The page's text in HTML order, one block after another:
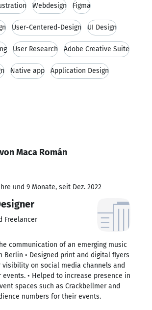
Webdesign Figma
User-Centered-Design UI Design
User Research Adobe Creative Suite
Native app Application Design
Maca Román
und 9 Monate, seit Dez. 2022
Freelancer
communication of an emerging music
Berlin • Designed print and digital flyers
on social media channels and
• Helped to increase presence in
spaces such as Crackbellmer and
numbers for their events.